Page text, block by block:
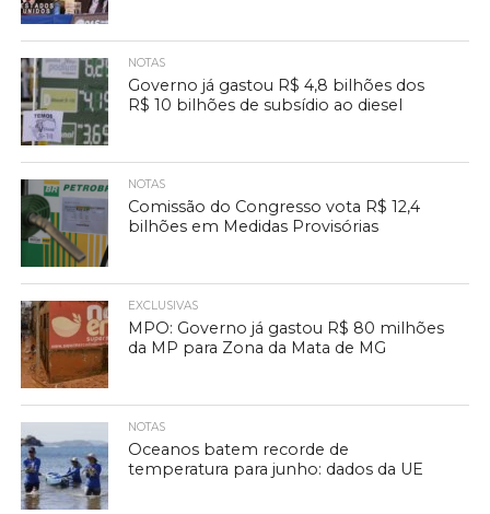
NOTAS
Governo já gastou R$ 4,8 bilhões dos
R$ 10 bilhões de subsídio ao diesel
NOTAS
Comissão do Congresso vota R$ 12,4
bilhões em Medidas Provisórias
EXCLUSIVAS
MPO: Governo já gastou R$ 80 milhões
da MP para Zona da Mata de MG
NOTAS
Oceanos batem recorde de
temperatura para junho: dados da UE